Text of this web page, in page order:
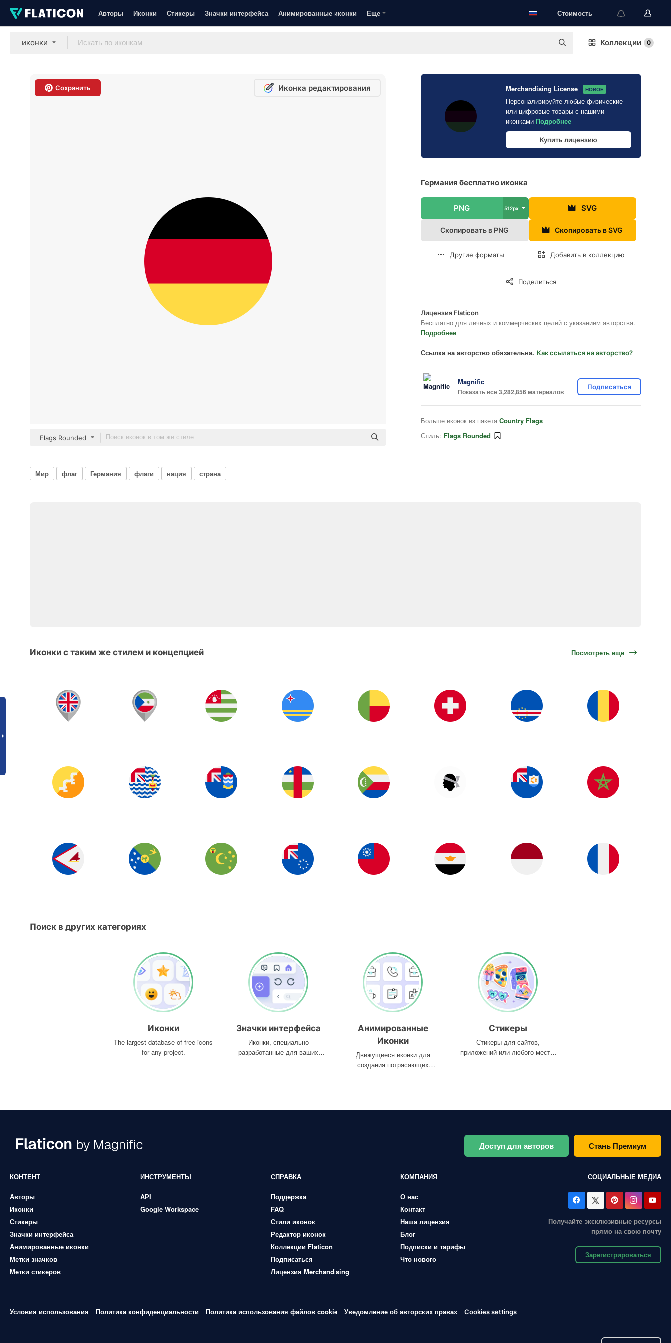
Авторы Иконки Стикеры Значки интерфейса Анимированные иконки Еще Стоимость
иконки Коллекции 0
Сохранить Иконка редактирования
Flags Rounded
Merchandising License НОВОЕ
Персонализируйте любые физические
или цифровые товары с нашими
иконками Подробнее
Купить лицензию
Германия бесплатно иконка
PNG 512px SVG
Скопировать в PNG Скопировать в SVG
Другие форматы Добавить в коллекцию
Поделиться
Лицензия Flaticon
Бесплатно для личных и коммерческих целей с указанием авторства.
Подробнее
Ссылка на авторство обязательна. Как ссылаться на авторство?
Magnific
Показать все 3,282,856 материалов
Подписаться
Больше иконок из пакета Country Flags
Стиль: Flags Rounded
Мир флаг Германия флаги нация страна
Иконки с таким же стилем и концепцией Посмотреть еще
Поиск в других категориях
Иконки
The largest database of free icons
for any project.
Значки интерфейса
Иконки, специально
разработанные для ваших
Анимированные
Иконки
Движущиеся иконки для
создания потрясающих
Стикеры
Стикеры для сайтов,
приложений или любого места,
Доступ для авторов Стань Премиум
КОНТЕНТ
Авторы
Иконки
Стикеры
Значки интерфейса
Анимированные иконки
Метки значков
Метки стикеров
ИНСТРУМЕНТЫ
API
Google Workspace
СПРАВКА
Поддержка
FAQ
Стили иконок
Редактор иконок
Коллекции Flaticon
Подписаться
Лицензия Merchandising
КОМПАНИЯ
О нас
Контакт
Наша лицензия
Блог
Подписки и тарифы
Что нового
СОЦИАЛЬНЫЕ МЕДИА
Получайте эксклюзивные ресурсы
прямо на свою почту
Зарегистрироваться
Условия использования Политика конфиденциальности Политика использования файлов cookie Уведомление об авторских правах Cookies settings